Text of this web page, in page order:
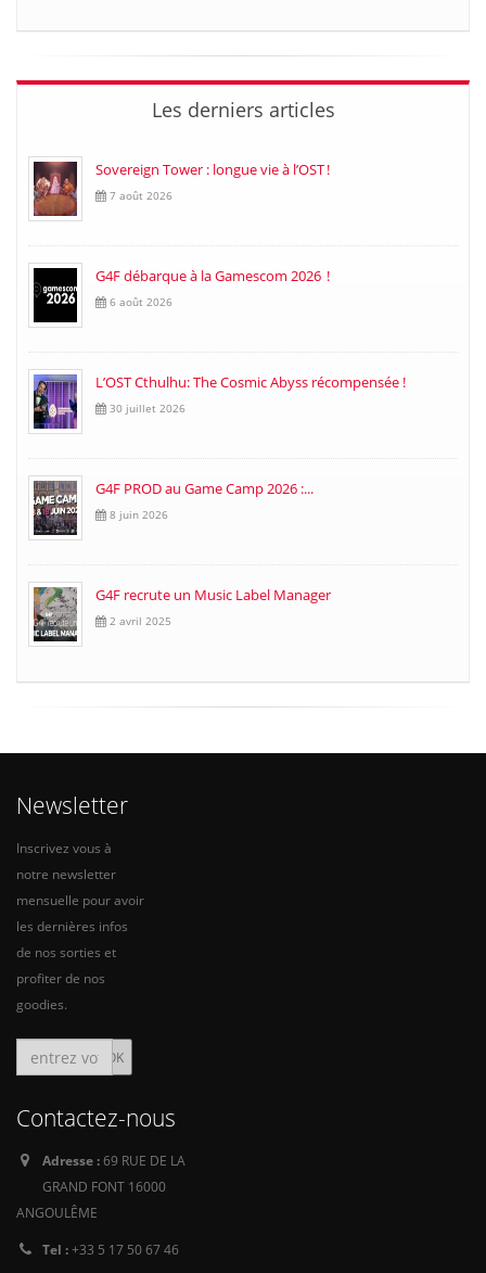
Les derniers articles
Sovereign Tower : longue vie à l’OST !
7 août 2026
G4F débarque à la Gamescom 2026 !
6 août 2026
L’OST Cthulhu: The Cosmic Abyss récompensée !
30 juillet 2026
G4F PROD au Game Camp 2026 :...
8 juin 2026
G4F recrute un Music Label Manager
2 avril 2025
Newsletter
Inscrivez vous à
notre newsletter
mensuelle pour avoir
les dernières infos
de nos sorties et
profiter de nos
goodies.
Contactez-nous
Adresse :69 RUE DE LA
GRAND FONT 16000
ANGOULÊME
Tel :+33 5 17 50 67 46